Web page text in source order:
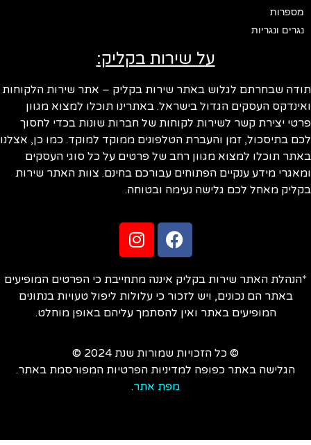
מספרות
נגרים ונגריות
על שירות בקליק:
שבחרתם לגלוש באתר שירות בקליק – אתר שירות הלקוחות
העסקים הגדול בישראל. באתרינו תוכלו למצוא מגוון
יצירת קשר לשירות לקוחות של חברות שונות בכדי לחסוך
בתיסכול, זמן והעברת הטלפונים ממוקד למוקד. כמו כן, אצלנו
תוכלו למצוא מגוון רחב של פרטים על כל סוגי העסקים
מידע ענקיים הפתוחים עבורכם בחינם. צוות האתר שירות
מאחל לכם גלישה נעימה ובטוחה.
האתר שירות בקליק איננה מתחייבת כי הפרטים המופיעים
באתר הם נכונים, ויש לזכור כי עלולות ליפול טעויות בנתונים
המופיעים באתר ואין להסתמך עליהם באופן מוחלט.
© כל הזכויות שמורות שנת 2024 ©
הגלישה באתר כפופה למדיניות הפרטיות המפורסמת באתר.
מפת אתר.